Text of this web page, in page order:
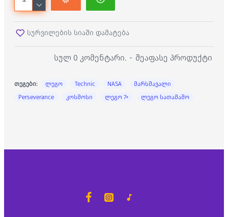
სულ 0 კომენტარი. - შეაფასე პროდუქტი
სურვილების სიაში დამატება
თეგები: ლეგო Technic NASA
მარსმავალი
Perseverance
კოსმოსი ლეგო 7+ ლეგო სათამაშო